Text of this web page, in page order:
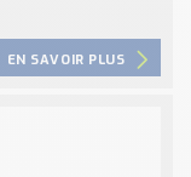
EN SAVOIR PLUS